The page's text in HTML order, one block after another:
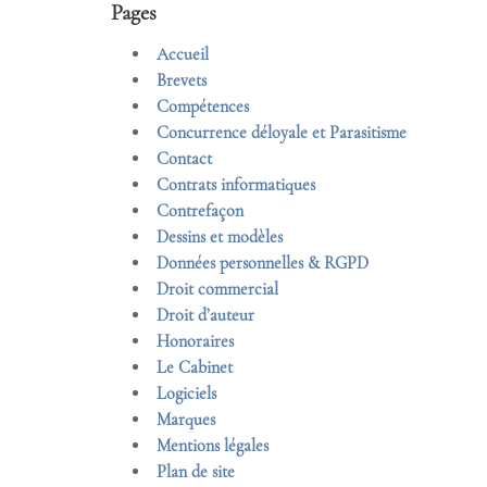
Pages
Accueil
Brevets
Compétences
Concurrence déloyale et Parasitisme
Contact
Contrats informatiques
Contrefaçon
Dessins et modèles
Données personnelles & RGPD
Droit commercial
Droit d’auteur
Honoraires
Le Cabinet
Logiciels
Marques
Mentions légales
Plan de site